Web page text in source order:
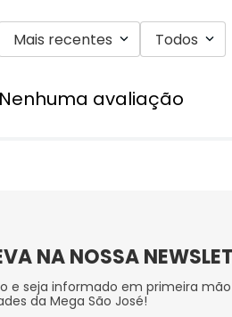
Mais recentes Todos
Nenhuma avaliação
NA NOSSA
e seja informado em primeira
da Mega São José!